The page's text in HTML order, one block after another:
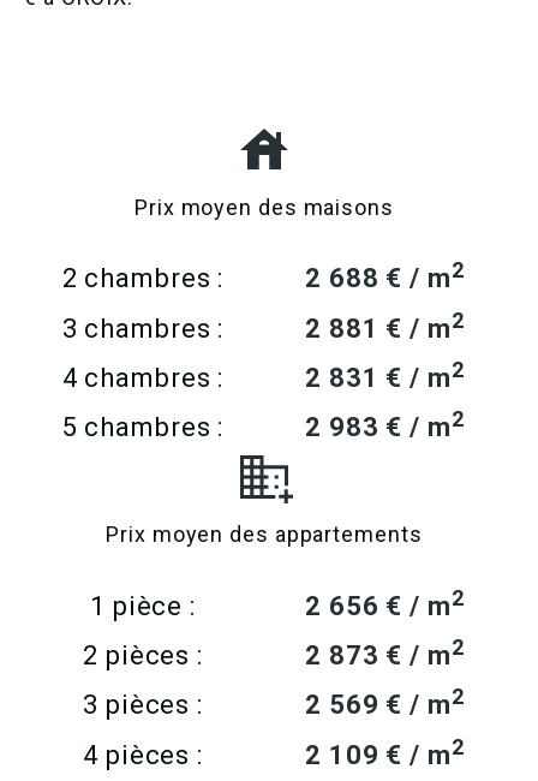
Prix moyen des maisons
2 chambres : 2 688 € / m2
3 chambres : 2 881 € / m2
4 chambres : 2 831 € / m2
5 chambres : 2 983 € / m2
Prix moyen des appartements
1 pièce : 2 656 € / m2
2 pièces : 2 873 € / m2
3 pièces : 2 569 € / m2
4 pièces : 2 109 € / m2